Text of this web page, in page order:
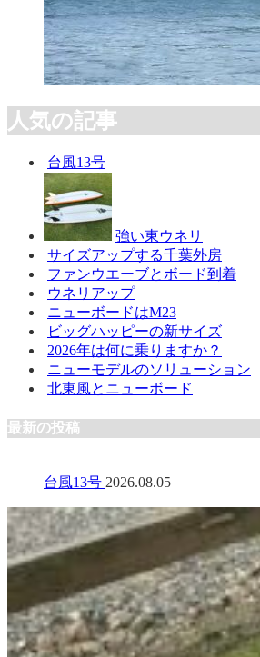
人気の記事
台風13号
強い東ウネリ
サイズアップする千葉外房
ファンウエーブとボード到着
ウネリアップ
ニューボードはM23
ビッグハッピーの新サイズ
2026年は何に乗りますか？
ニューモデルのソリューション
北東風とニューボード
最新の投稿
台風13号 2026.08.05